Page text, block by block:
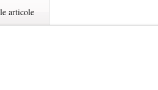
articole